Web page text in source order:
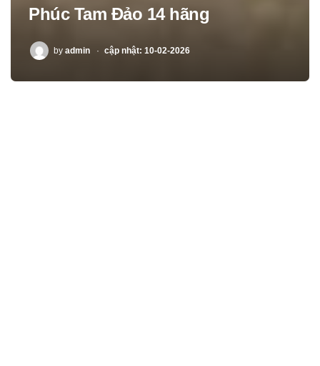
Phúc Tam Đảo 14 hãng
POSTED
by admin cập nhật: 10-02-2026